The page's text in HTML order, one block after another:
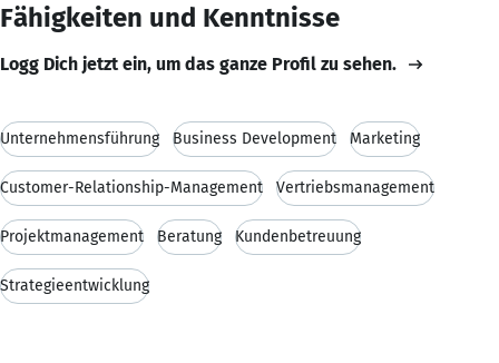
Fähigkeiten und Kenntnisse
Logg Dich jetzt ein, um das ganze Profil zu sehen.
Unternehmensführung Business Development Marketing
Customer-Relationship-Management Vertriebsmanagement
Projektmanagement Beratung Kundenbetreuung
Strategieentwicklung